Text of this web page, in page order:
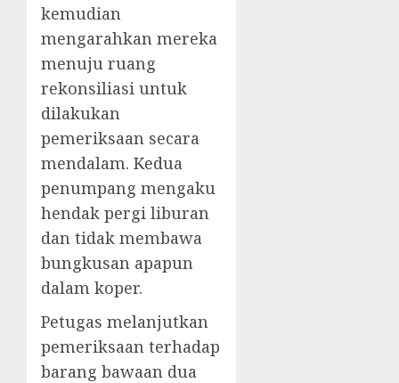
kemudian
mengarahkan mereka
menuju ruang
rekonsiliasi untuk
dilakukan
pemeriksaan secara
mendalam. Kedua
penumpang mengaku
hendak pergi liburan
dan tidak membawa
bungkusan apapun
dalam koper.
Petugas melanjutkan
pemeriksaan terhadap
barang bawaan dua